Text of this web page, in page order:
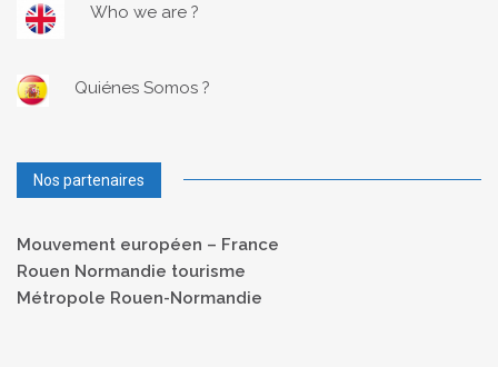
Who we are ?
Quiénes Somos ?
Nos partenaires
Mouvement européen – France
Rouen Normandie tourisme
Métropole Rouen-Normandie